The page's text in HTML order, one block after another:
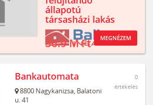
állapotú
társasházi lakás
36.9 M Ft MEGNÉZEM
Bankautomata
8800 Nagykanizsa, Balatoni
u. 41
0
értékelés